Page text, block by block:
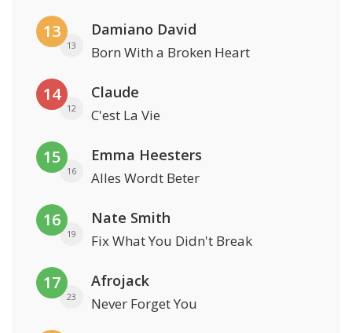
13
13
Damiano David
Born With a Broken Heart
14
12
Claude
C'est La Vie
15
16
Emma Heesters
Alles Wordt Beter
16
19
Nate Smith
Fix What You Didn't Break
17
23
Afrojack
Never Forget You